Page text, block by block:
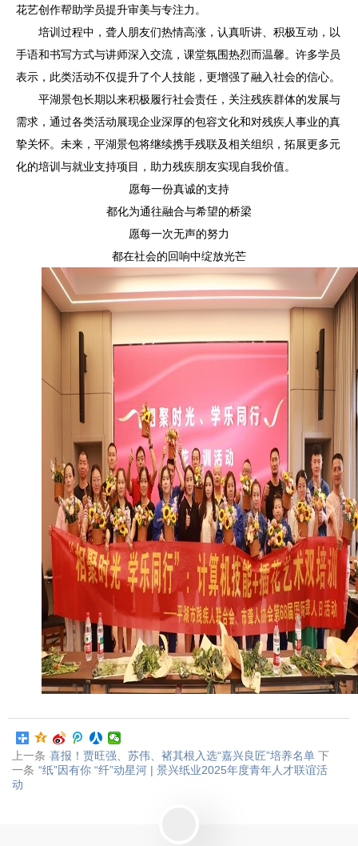
花艺创作帮助学员提升审美与专注力。
培训过程中，聋人朋友们热情高涨，认真听讲、积极互动，以
手语和书写方式与讲师深入交流，课堂氛围热烈而温馨。许多学员
表示，此类活动不仅提升了个人技能，更增强了融入社会的信心。
平湖景包长期以来积极履行社会责任，关注残疾群体的发展与
需求，通过各类活动展现企业深厚的包容文化和对残疾人事业的真
挚关怀。未来，平湖景包将继续携手残联及相关组织，拓展更多元
化的培训与就业支持项目，助力残疾朋友实现自我价值。
愿每一份真诚的支持
都化为通往融合与希望的桥梁
愿每一次无声的努力
都在社会的回响中绽放光芒
上一条 喜报！贾旺强、苏伟、褚其根入选“嘉兴良匠”培养名单 下
一条 “纸”因有你 “纤”动星河 | 景兴纸业2025年度青年人才联谊活
动